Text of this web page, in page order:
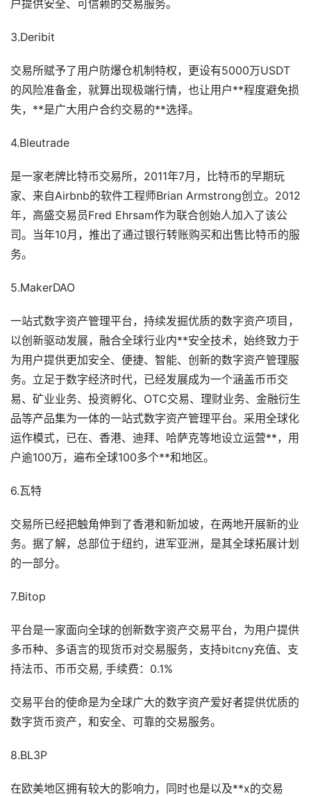
户提供安全、可信赖的交易服务。
3.Deribit
交易所赋予了用户防爆仓机制特权，更设有5000万USDT
的风险准备金，就算出现极端行情，也让用户**程度避免损
失，**是广大用户合约交易的**选择。
4.Bleutrade
是一家老牌比特币交易所，2011年7月，比特币的早期玩
家、来自Airbnb的软件工程师Brian Armstrong创立。2012
年，高盛交易员Fred Ehrsam作为联合创始人加入了该公
司。当年10月，推出了通过银行转账购买和出售比特币的服
务。
5.MakerDAO
一站式数字资产管理平台，持续发掘优质的数字资产项目，
以创新驱动发展，融合全球行业内**安全技术，始终致力于
为用户提供更加安全、便捷、智能、创新的数字资产管理服
务。立足于数字经济时代，已经发展成为一个涵盖币币交
易、矿业业务、投资孵化、OTC交易、理财业务、金融衍生
品等产品集为一体的一站式数字资产管理平台。采用全球化
运作模式，已在、香港、迪拜、哈萨克等地设立运营**，用
户逾100万，遍布全球100多个**和地区。
6.瓦特
交易所已经把触角伸到了香港和新加坡，在两地开展新的业
务。据了解，总部位于纽约，进军亚洲，是其全球拓展计划
的一部分。
7.Bitop
平台是一家面向全球的创新数字资产交易平台，为用户提供
多币种、多语言的现货币对交易服务，支持bitcny充值、支
持法币、币币交易, 手续费：0.1%
交易平台的使命是为全球广大的数字资产爱好者提供优质的
数字货币资产，和安全、可靠的交易服务。
8.BL3P
在欧美地区拥有较大的影响力，同时也是以及**x的交易